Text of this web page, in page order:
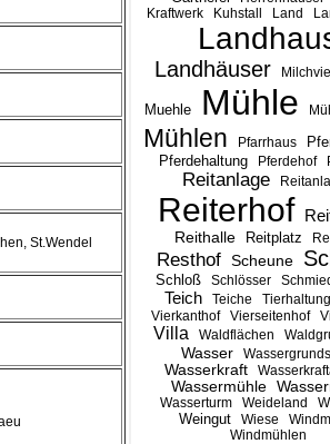
Kraftwerk Kuhstall Land
Landhäuser
Muehle Mühle
Mühlen Pfarrhaus
Pferdehaltung Pferdehof
Reitanlage
Reiterhof
Reithalle Reitplatz
Resthof Scheune
Schloß Schlösser
Teich Teiche Tierhaltung
Vierkanthof
Vierseitenhof
Villa Waldflächen
Wasser
Wasserkraft
Wassermühle
Wasserturm Weideland
Weingut Wiese
Windmühlen
St.Wendel